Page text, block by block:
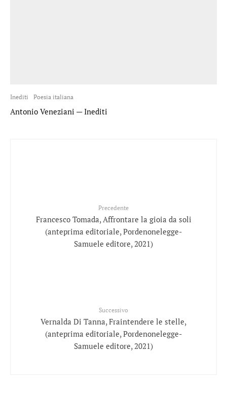
Inediti Poesia italiana
Antonio Veneziani — Inediti
Precedente
Francesco Tomada, Affrontare la gioia da soli
(anteprima editoriale, Pordenonelegge-
Samuele editore, 2021)
Successivo
Vernalda Di Tanna, Fraintendere le stelle,
(anteprima editoriale, Pordenonelegge-
Samuele editore, 2021)